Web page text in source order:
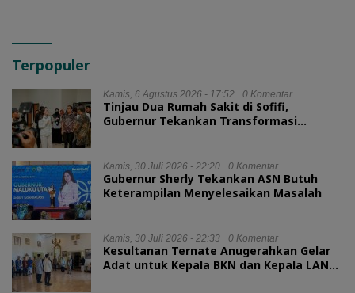
Terpopuler
Kamis, 6 Agustus 2026 - 17:52 0 Komentar
Tinjau Dua Rumah Sakit di Sofifi,
Gubernur Tekankan Transformasi
Kamis, 30 Juli 2026 - 22:20 0 Komentar
Gubernur Sherly Tekankan ASN Butuh
Keterampilan Menyelesaikan Masalah
Kamis, 30 Juli 2026 - 22:33 0 Komentar
Kesultanan Ternate Anugerahkan Gelar
Adat untuk Kepala BKN dan Kepala LAN